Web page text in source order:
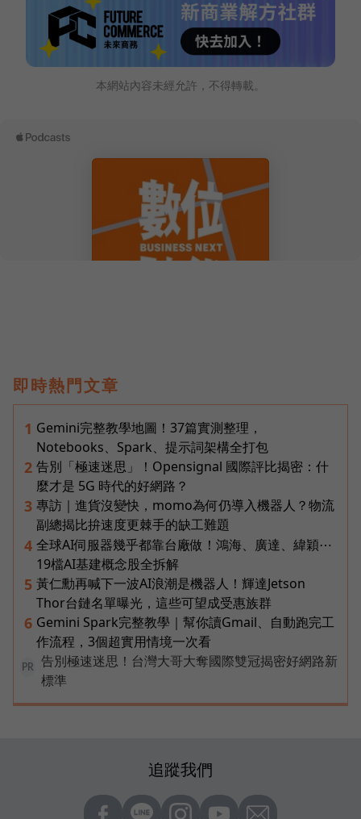
本網站內容未經允許，不得轉載。
即時熱門文章
1 Gemini完整教學地圖！37篇實測整理，
Notebooks、Spark、提示詞架構全打包
2 告別「極速迷思」！Opensignal 國際評比揭密：什
麼才是 5G 時代的好網路？
3 專訪｜進貨沒變快，momo為何仍導入機器人？物流
副總揭比拚速度更棘手的缺工難題
4 全球AI伺服器幾乎都靠台廠做！鴻海、廣達、緯穎⋯
19檔AI基建概念股全拆解
5 黃仁勳再喊下一波AI浪潮是機器人！輝達Jetson
Thor台鏈名單曝光，這些可望成受惠族群
6 Gemini Spark完整教學｜幫你讀Gmail、自動跑完工
作流程，3個超實用情境一次看
PR
告別極速迷思！台灣大哥大奪國際雙冠揭密好網路新
標準
追蹤我們